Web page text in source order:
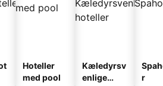
Hoteller
med pool
Kæledyrsv
enlige
r